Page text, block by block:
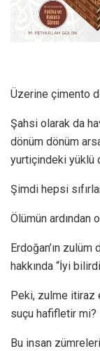
Üzerine çimento
Şahsi olarak da
dönüm dönüm
yurtiçindeki yüklü
Şimdi hepsi
Ölümün ardından
Erdoğan’ın
hakkında “İyi
Peki, zulme itiraz
suçu hafifletir mi?
Bu insan